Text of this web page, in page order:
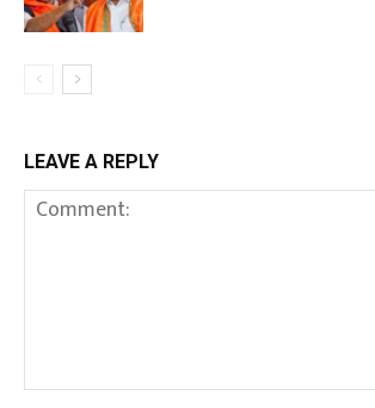
LEAVE A REPLY